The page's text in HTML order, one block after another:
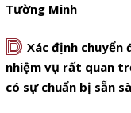
Tường Minh
D Xác định chuyển
nhiệm vụ rất quan
có sự chuẩn bị sẵn